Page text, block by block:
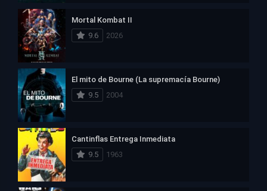
Mortal Kombat II
9.6
2026
El mito de Bourne (La supremacía Bourne)
9.5
2004
Cantinflas Entrega Inmediata
9.5
1963